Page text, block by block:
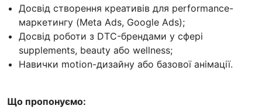
Досвід створення креативів для performance-
маркетингу (Meta Ads, Google Ads);
Досвід роботи з DTC-брендами у сфері
supplements, beauty або wellness;
Навички motion-дизайну або базової анімації.
Що пропонуємо: